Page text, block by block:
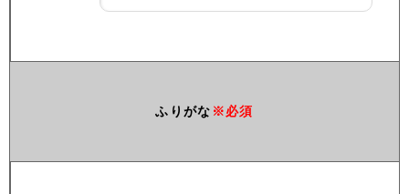
ふりがな ※必須